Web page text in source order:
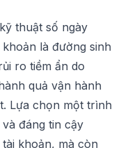
thuật số ngày
là đường sinh
ro tiềm ẩn do
quả vận hành
Lựa chọn một trình
đáng tin cậy
khoản, mà còn